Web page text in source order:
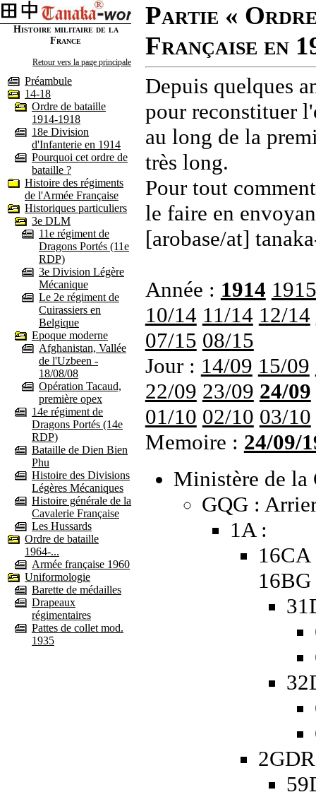
Histoire militaire de la
France
Retour vers la page principale
Préambule
14-18
Ordre de bataille
1914-1918
18e Division
d'Infanterie en 1914
Pourquoi cet ordre de
bataille ?
Histoire des régiments
de l'Armée Française
Historiques particuliers
3e DLM
11e régiment de
Dragons Portés (11e
RDP)
3e Division Légère
Mécanique
Le 2e régiment de
Cuirassiers en
Belgique
Epoque moderne
Afghanistan, Vallée
de l'Uzbeen -
18/08/08
Opération Tacaud,
première opex
14e régiment de
Dragons Portés (14e
RDP)
Bataille de Dien Bien
Phu
Histoire des Divisions
Légères Mécaniques
Histoire générale de la
Cavalerie Française
Les Hussards
Ordre de bataille
1964-...
Armée française 1960
Uniformologie
Barette de médailles
Drapeaux
régimentaires
Pattes de collet mod.
1935
Partie «
Française en
Depuis quelques
pour reconstituer
au long de la
très long.
Pour tout
le faire en
[arobase/at]
Année : 1914 1915
10/14 11/14 12/14
07/15 08/15
Jour : 14/09 15/09
22/09 23/09 24/09
01/10 02/10 03/10
Memoire : 24/09/
Ministère de la
GQG :
1A :
16BG